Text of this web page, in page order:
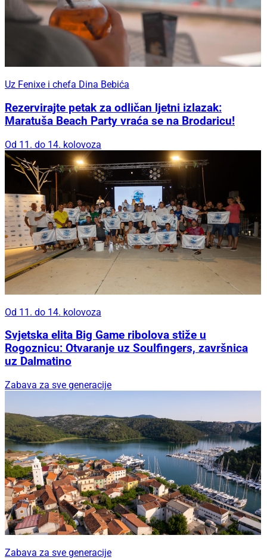
Uz Fenixe i chefa Dina Bebića
Rezervirajte petak za odličan ljetni izlazak:
Maratuša Beach Party vraća se na Brodaricu!
Od 11. do 14. kolovoza
Od 11. do 14. kolovoza
Svjetska elita Big Game ribolova stiže u
Rogoznicu: Otvaranje uz Soulfingers, završnica
uz Dalmatino
Zabava za sve generacije
Zabava za sve generacije